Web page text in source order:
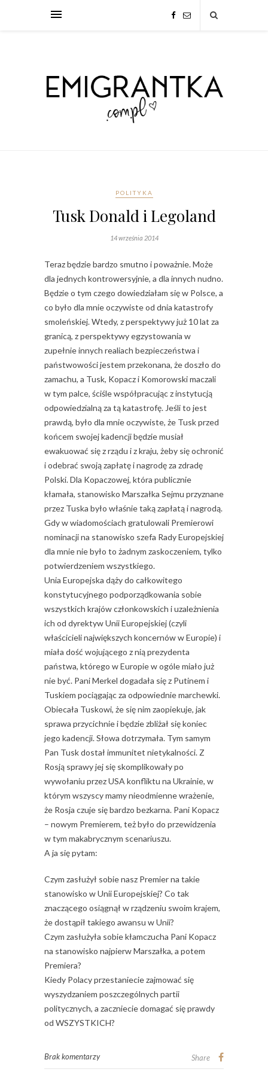
POLITYKA
Tusk Donald i Legoland
14 września 2014
Teraz będzie bardzo smutno i poważnie. Może
dla jednych kontrowersyjnie, a dla innych nudno.
Będzie o tym czego dowiedziałam się w Polsce, a
co było dla mnie oczywiste od dnia katastrofy
smoleńskiej. Wtedy, z perspektywy już 10 lat za
granicą, z perspektywy egzystowania w
zupełnie innych realiach bezpieczeństwa i
państwowości jestem przekonana, że doszło do
zamachu, a Tusk, Kopacz i Komorowski maczali
w tym palce, ściśle współpracując z instytucją
odpowiedzialną za tą katastrofę. Jeśli to jest
prawdą, było dla mnie oczywiste, że Tusk przed
końcem swojej kadencji będzie musiał
ewakuować się z rządu i z kraju, żeby się ochronić
i odebrać swoją zapłatę i nagrodę za zdradę
Polski. Dla Kopaczowej, która publicznie
kłamała, stanowisko Marszałka Sejmu przyznane
przez Tuska było właśnie taką zapłatą i nagrodą.
Gdy w wiadomościach gratulowali Premierowi
nominacji na stanowisko szefa Rady Europejskiej
dla mnie nie było to żadnym zaskoczeniem, tylko
potwierdzeniem wszystkiego.
Unia Europejska dąży do całkowitego
konstytucyjnego podporządkowania sobie
wszystkich krajów członkowskich i uzależnienia
ich od dyrektyw Unii Europejskiej (czyli
właścicieli największych koncernów w Europie) i
miała dość wojującego z nią prezydenta
państwa, którego w Europie w ogóle miało już
nie być. Pani Merkel dogadała się z Putinem i
Tuskiem pociągając za odpowiednie marchewki.
Obiecała Tuskowi, że się nim zaopiekuje, jak
sprawa przycichnie i będzie zbliżał się koniec
jego kadencji. Słowa dotrzymała. Tym samym
Pan Tusk dostał immunitet nietykalności. Z
Rosją sprawy jej się skomplikowały po
wywołaniu przez USA konfliktu na Ukrainie, w
którym wszyscy mamy nieodmienne wrażenie,
że Rosja czuje się bardzo bezkarna. Pani Kopacz
– nowym Premierem, też było do przewidzenia
w tym makabrycznym scenariuszu.
A ja się pytam:
Czym zasłużył sobie nasz Premier na takie
stanowisko w Unii Europejskiej? Co tak
znaczącego osiągnął w rządzeniu swoim krajem,
że dostąpił takiego awansu w Unii?
Czym zasłużyła sobie kłamczucha Pani Kopacz
na stanowisko najpierw Marszałka, a potem
Premiera?
Kiedy Polacy przestaniecie zajmować się
wyszydzaniem poszczególnych partii
politycznych, a zaczniecie domagać się prawdy
od WSZYSTKICH?
Brak komentarzy Share